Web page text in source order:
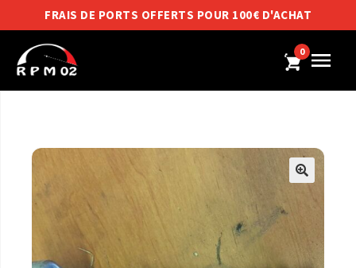
FRAIS DE PORTS OFFERTS POUR 100€ D'ACHAT
0